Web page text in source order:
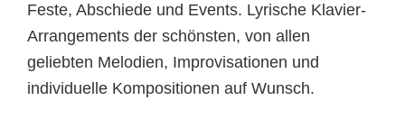
Feste, Abschiede und Events. Lyrische Klavier-
Arrangements der schönsten, von allen
geliebten Melodien, Improvisationen und
individuelle Kompositionen auf Wunsch.